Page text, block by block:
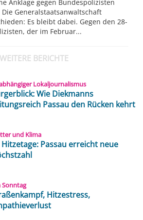
Anklage gegen Bundespolizisten
Generalstaatsanwaltschaft
Es bleibt dabei. Gegen den 28-
der im Februar...
WEITERE BERICHTE
Lokaljournalismus
Wie Diekmanns
Passau den Rücken kehrt
und Klima
Hitzetage: Passau erreicht neue
Sonntag
Hitzestress,